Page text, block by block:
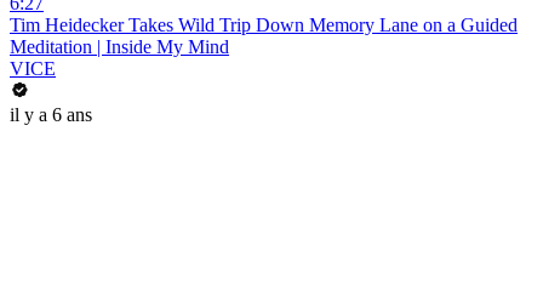
Tim Heidecker Takes Wild Trip Down Memory Lane on a Guided
Meditation | Inside My Mind
VICE
il y a 6 ans